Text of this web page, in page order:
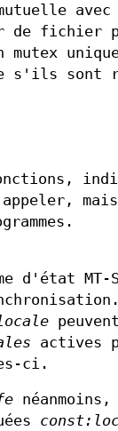
de fichier
s'ils sont
d'état
actives
ci.